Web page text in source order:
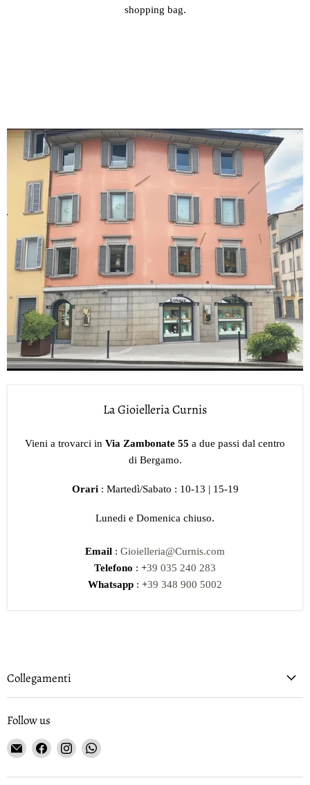
shopping bag.
La Gioielleria Curnis
Vieni a trovarci in Via Zambonate 55 a due passi dal centro
di Bergamo.
Orari : Martedì/Sabato : 10-13 | 15-19
Lunedi e Domenica chiuso.
Email : Gioielleria@Curnis.com
Telefono : +39 035 240 283
Whatsapp : +39 348 900 5002
Collegamenti
Follow us
Email
Gioielleria
Curnis
Find
on
Find
on
Find
on